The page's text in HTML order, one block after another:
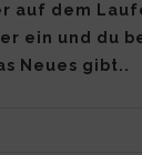
auf dem
ein und du
Neues gibt..